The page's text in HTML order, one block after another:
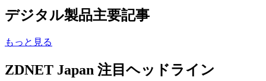
デジタル製品主要記事
もっと見る
ZDNET Japan 注目ヘッドライン